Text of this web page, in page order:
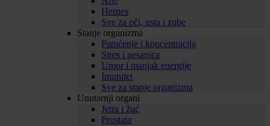
Herpes
Sve za oči, usta i zube
Stanje organizma
Pamćenje i koncentracija
Stres i nesanica
Umor i manjak energije
Imunitet
Sve za stanje organizma
Unutarnji organi
Jetra i žuć
Prostata